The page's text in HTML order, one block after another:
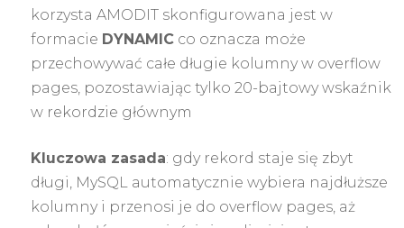
korzysta AMODIT skonfigurowana jest w
formacie DYNAMIC co oznacza może
przechowywać całe długie kolumny w overflow
pages, pozostawiając tylko 20-bajtowy wskaźnik
w rekordzie głównym
Kluczowa zasada: gdy rekord staje się zbyt
długi, MySQL automatycznie wybiera najdłuższe
kolumny i przenosi je do overflow pages, aż